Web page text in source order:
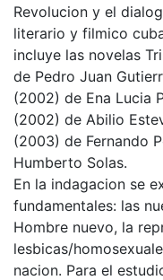
Revolucion y el
literario y filmico
incluye las novelas
de Pedro Juan
(2002) de Ena Lucia
(2002) de Abilio
(2003) de Fernando
Humberto Solas.
En la indagacion se
fundamentales: las
Hombre nuevo, la
lesbicas/
nacion. Para el